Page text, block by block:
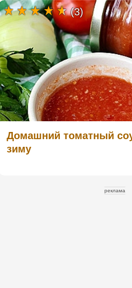
Домашний томатный
зиму
(3)
реклама